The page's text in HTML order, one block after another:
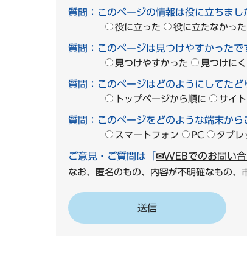
質問：このページの情報は役に立ちまし
役に立った 役に立たなかった
質問：このページは見つけやすかったで
見つけやすかった 見つけに
質問：このページはどのようにしてたど
トップページから順に サイ
質問：このページをどのような端末から
スマートフォン PC タブレ
ご意見・ご質問は「 ✉WEBでのお問い合
なお、匿名のもの、内容が不明確なもの